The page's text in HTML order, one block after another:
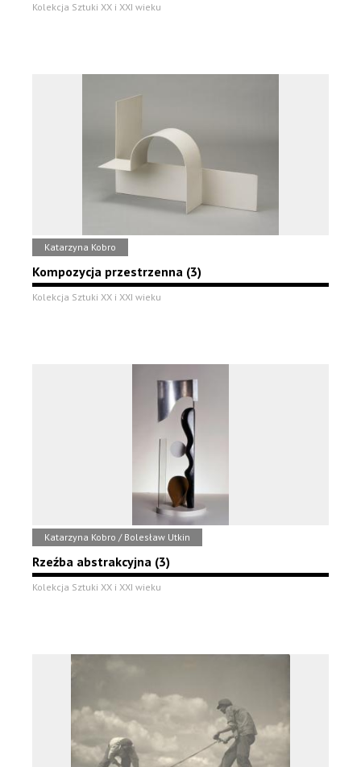
Kolekcja Sztuki XX i XXI wieku
Katarzyna Kobro
Kompozycja przestrzenna (3)
Kolekcja Sztuki XX i XXI wieku
Katarzyna Kobro / Bolesław Utkin
Rzeźba abstrakcyjna (3)
Kolekcja Sztuki XX i XXI wieku